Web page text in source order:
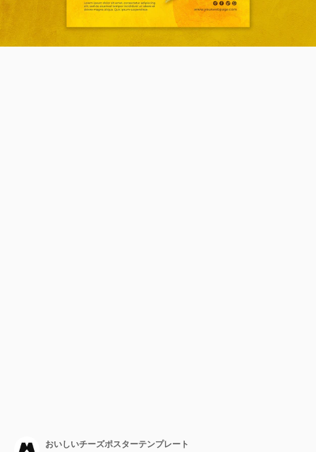
おいしいチーズポスターテンプレート